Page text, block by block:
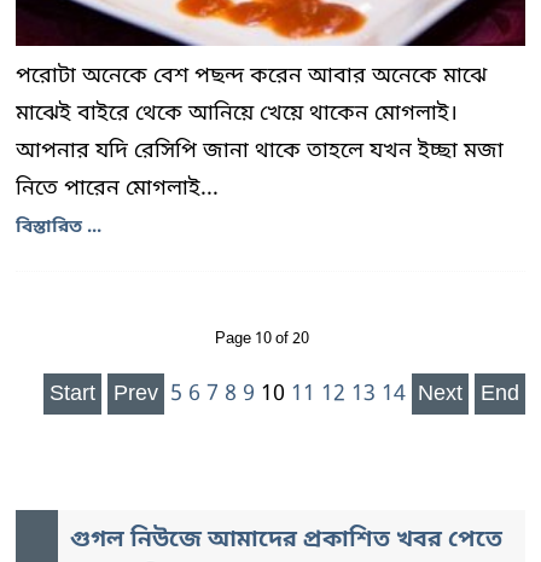
পরোটা অনেকে বেশ পছন্দ করেন আবার অনেকে মাঝে
মাঝেই বাইরে থেকে আনিয়ে খেয়ে থাকেন মোগলাই।
আপনার যদি রেসিপি জানা থাকে তাহলে যখন ইচ্ছা মজা
নিতে পারেন মোগলাই...
বিস্তারিত ...
Page 10 of 20
Start Prev 5 6 7 8 9 10 11 12 13 14 Next End
গুগল নিউজে আমাদের প্রকাশিত খবর পেতে